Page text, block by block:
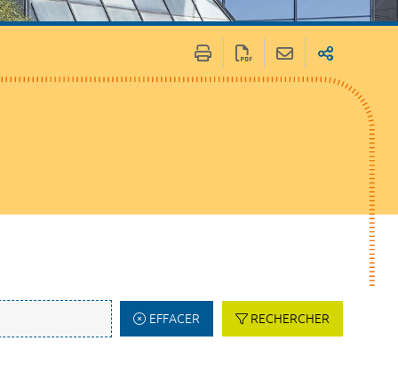
EFFACER RECHERCHER